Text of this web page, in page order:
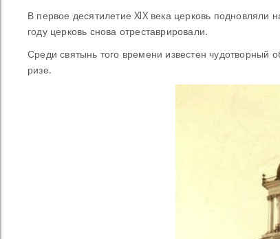
В первое десятилетие XIX века церковь подновляли
году церковь снова отреставрировали.
Среди святынь того времени известен
ризе.